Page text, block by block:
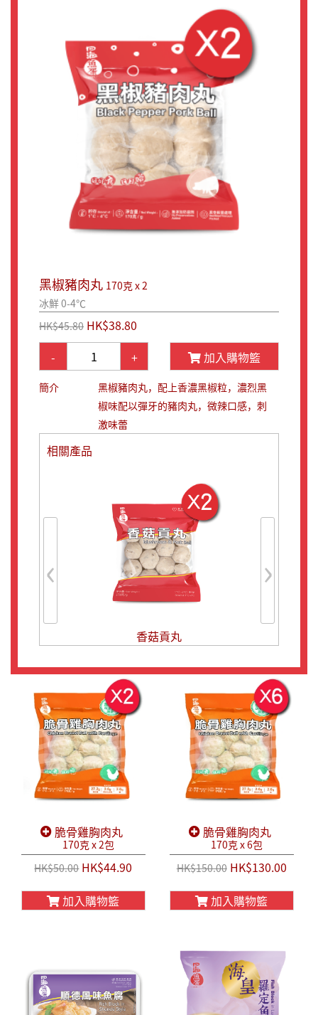
黑椒豬肉丸 170克 x 2
冰鮮 0-4℃
HK$45.80 HK$38.80
-
+ 加入購物籃
簡介
黑椒豬肉丸，配上香濃黑椒粒，濃烈黑
椒味配以彈牙的豬肉丸，微辣口感，刺
激味蕾
相關產品
香菇貢丸
‹ ›
脆骨雞胸肉丸
170克 x 2包
HK$50.00HK$44.90
加入購物籃
脆骨雞胸肉丸
170克 x 6包
HK$150.00HK$130.00
加入購物籃